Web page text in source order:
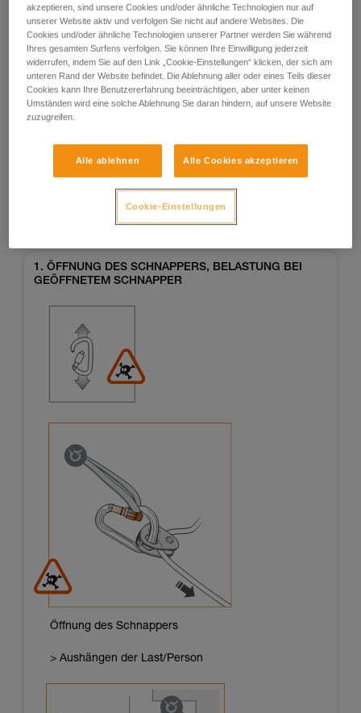
Beispiele Beispiele
Beispiele von Risikosituationen in der Praxis
1. ÖFFNUNG DES SCHNAPPERS, BELASTUNG BEI
GEÖFFNETEM SCHNAPPER
Öffnung des Schnappers
> Aushängen der Last/Person
akzeptieren, sind unsere Cookies und/oder ähnliche Technologien nur auf
unserer Website aktiv und verfolgen Sie nicht auf andere Websites. Die
Cookies und/oder ähnliche Technologien unserer Partner werden Sie während
Ihres gesamten Surfens verfolgen. Sie können Ihre Einwilligung jederzeit
widerrufen, indem Sie auf den Link „Cookie-Einstellungen“ klicken, der sich am
unteren Rand der Website befindet. Die Ablehnung aller oder eines Teils dieser
Cookies kann Ihre Benutzererfahrung beeinträchtigen, aber unter keinen
Umständen wird eine solche Ablehnung Sie daran hindern, auf unsere Website
zuzugreifen.
Alle ablehnen Alle Cookies akzeptieren
Cookie-Einstellungen